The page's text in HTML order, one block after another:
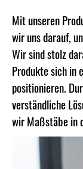
Mit unseren
wir uns darauf,
Wir sind stolz
Produkte sich in
positionieren.
verständliche
wir Maßstäbe in